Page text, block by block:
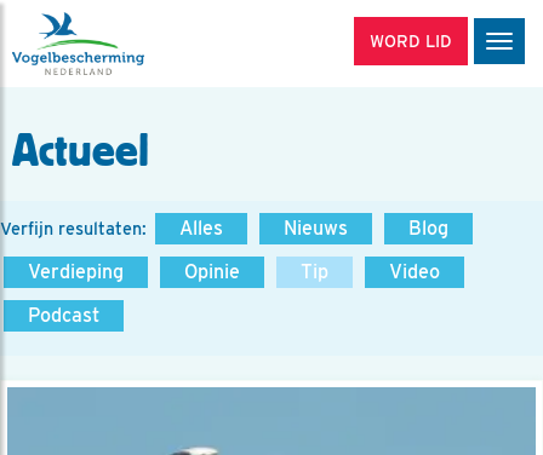
WORD LID
Actueel
Verfijn resultaten: Alles Nieuws
Blog
Verdieping
Opinie Tip
Video
Podcast